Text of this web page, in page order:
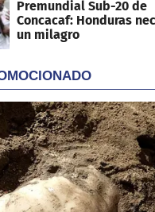
Premundial Sub-20 de
Concacaf: Honduras
un milagro